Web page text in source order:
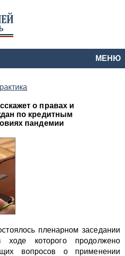
МЕНЮ
о правах и
по кредитным
пандемии
пленарном заседании
которого продолжено
вопросов о применении